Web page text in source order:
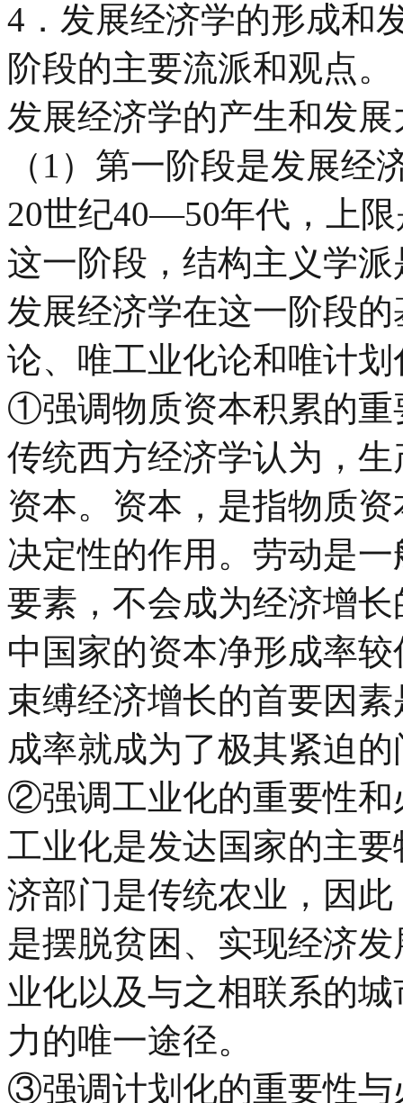
4 ．发展经济学的形成和
阶段的主要流派和观点。
发展经济学的产生和发
（ 1 ）第一阶段是发展经
20世纪40—50年代，上
这一阶段，结构主义学
发展经济学在这一阶段
论、唯工业化论和唯计划
①强调物质资本积累的重
传统西方经济学认为，
资本。资本，是指物质
决定性的作用。劳动是
要素，不会成为经济增
中国家的资本净形成率
束缚经济增长的首要因
成率就成为了极其紧迫
②强调工业化的重要性和
工业化是发达国家的主
济部门是传统农业，因
是摆脱贫困、实现经济
业化以及与之相联系的
力的唯一途径。
③强调计划化的重要性与